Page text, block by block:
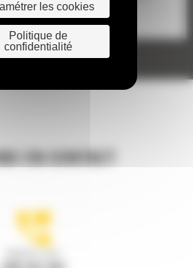
EN CONTACT
les cookies
Politique de
confidentialité